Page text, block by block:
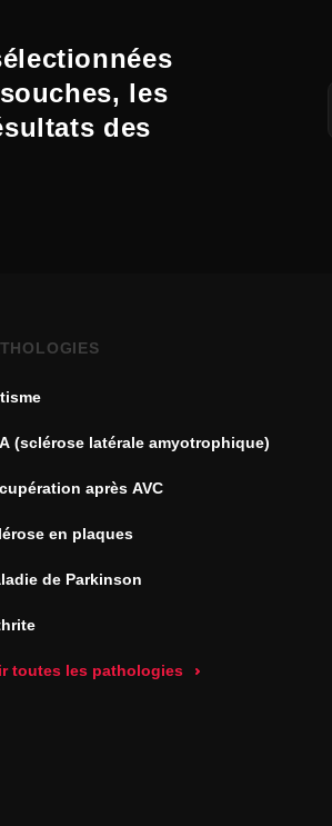
les
des
(sclérose latérale amyotrophique)
après AVC
en plaques
de Parkinson
toutes les pathologies